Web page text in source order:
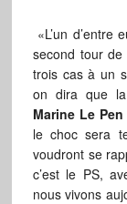
«L’un
second tour
trois cas à un
on dira que
Marine Le Pen
le choc sera
voudront se
c’est le PS,
nous vivons